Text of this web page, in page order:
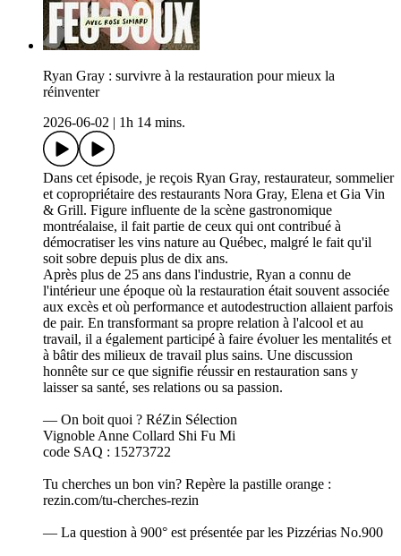
Ryan Gray : survivre à la restauration pour mieux la
réinventer
2026-06-02
1h 14 mins.
Dans cet épisode, je reçois Ryan Gray, restaurateur, sommelier
et copropriétaire des restaurants Nora Gray, Elena et Gia Vin
& Grill. Figure influente de la scène gastronomique
montréalaise, il fait partie de ceux qui ont contribué à
démocratiser les vins nature au Québec, malgré le fait qu'il
soit sobre depuis plus de dix ans.
Après plus de 25 ans dans l'industrie, Ryan a connu de
l'intérieur une époque où la restauration était souvent associée
aux excès et où performance et autodestruction allaient parfois
de pair. En transformant sa propre relation à l'alcool et au
travail, il a également participé à faire évoluer les mentalités et
à bâtir des milieux de travail plus sains. Une discussion
honnête sur ce que signifie réussir en restauration sans y
laisser sa santé, ses relations ou sa passion.
— On boit quoi ? RéZin Sélection
Vignoble Anne Collard Shi Fu Mi
code SAQ : 15273722
Tu cherches un bon vin? Repère la pastille orange :
rezin.com/tu-cherches-rezin
— La question à 900° est présentée par les Pizzérias No.900